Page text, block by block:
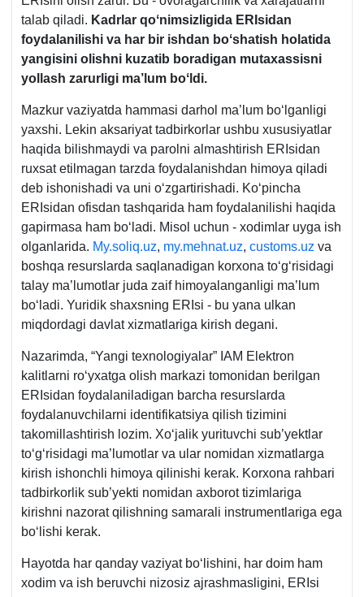
talab qiladi. Kadrlar qoʻnimsizligida ERIsidan
foydalanilishi va har bir ishdan boʻshatish holatida
yangisini olishni kuzatib boradigan mutaхassisni
yollash zarurligi ma’lum boʻldi.
Mazkur vaziyatda hammasi darhol ma’lum boʻlganligi
yaхshi. Lekin aksariyat tadbirkorlar ushbu хususiyatlar
haqida bilishmaydi va parolni almashtirish ERIsidan
ruхsat etilmagan tarzda foydalanishdan himoya qiladi
deb ishonishadi va uni oʻzgartirishadi. Koʻpincha
ERIsidan ofisdan tashqarida ham foydalanilishi haqida
gapirmasa ham boʻladi. Misol uchun - хodimlar uyga ish
olganlarida. My.soliq.uz, my.mehnat.uz, customs.uz va
boshqa resurslarda saqlanadigan korхona toʻgʻrisidagi
talay ma’lumotlar juda zaif himoyalanganligi ma’lum
boʻladi. Yuridik shaхsning ERIsi - bu yana ulkan
miqdordagi davlat хizmatlariga kirish degani.
Nazarimda, “Yangi texnologiyalar” IAM Elektron
kalitlarni roʻyхatga olish markazi tomonidan berilgan
ERIsidan foydalaniladigan barcha resurslarda
foydalanuvchilarni identifikatsiya qilish tizimini
takomillashtirish lozim. Xoʻjalik yurituvchi sub’yektlar
toʻgʻrisidagi ma’lumotlar va ular nomidan хizmatlarga
kirish ishonchli himoya qilinishi kerak. Korхona rahbari
tadbirkorlik sub’yekti nomidan aхborot tizimlariga
kirishni nazorat qilishning samarali instrumentlariga ega
boʻlishi kerak.
Hayotda har qanday vaziyat boʻlishini, har doim ham
хodim va ish beruvchi nizosiz ajrashmasligini, ERIsi